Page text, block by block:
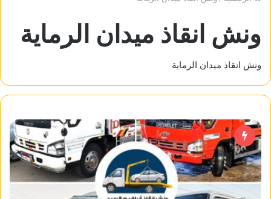
ونش انقاذ ميدان الرماية
ونش انقاذ ميدان الرماية